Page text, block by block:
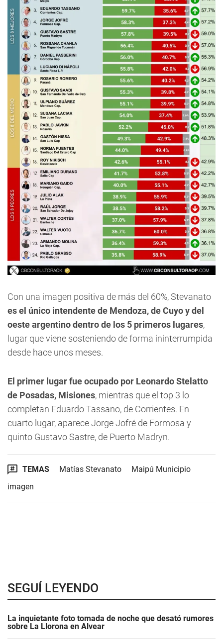
Con una imagen positiva de más del 60%, Stevanato
es el único intendente de Mendoza, de Cuyo y del
oeste argentino dentro de los 5 primeros lugares,
lugar que viene sosteniendo de forma ininterrumpida
desde hace unos meses.
El primer lugar fue ocupado por Leonardo Stelatto
de Posadas, Misiones, mientras que el top 3 lo
completan Eduardo Tassano, de Corrientes. En
cuarto lugar, aparece Jorge Jofré de Formosa y
quinto Gustavo Sastre, de Puerto Madryn.
TEMAS Matías Stevanato
Maipú Municipio
imagen
SEGUÍ LEYENDO
La inquietante foto tomada de noche que desató rumores
sobre La Llorona en Alvear